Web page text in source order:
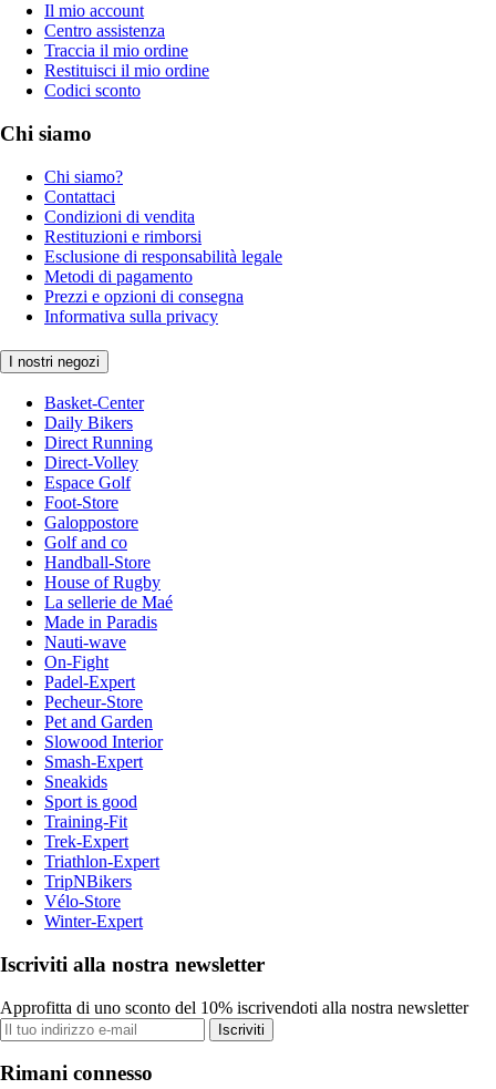
Il mio account
Centro assistenza
Traccia il mio ordine
Restituisci il mio ordine
Codici sconto
Chi siamo
Chi siamo?
Contattaci
Condizioni di vendita
Restituzioni e rimborsi
Esclusione di responsabilità legale
Metodi di pagamento
Prezzi e opzioni di consegna
Informativa sulla privacy
I nostri negozi
Basket-Center
Daily Bikers
Direct Running
Direct-Volley
Espace Golf
Foot-Store
Galoppostore
Golf and co
Handball-Store
House of Rugby
La sellerie de Maé
Made in Paradis
Nauti-wave
On-Fight
Padel-Expert
Pecheur-Store
Pet and Garden
Slowood Interior
Smash-Expert
Sneakids
Sport is good
Training-Fit
Trek-Expert
Triathlon-Expert
TripNBikers
Vélo-Store
Winter-Expert
Iscriviti alla nostra newsletter
Approfitta di uno sconto del 10% iscrivendoti alla nostra newsletter
Iscriviti
Rimani connesso